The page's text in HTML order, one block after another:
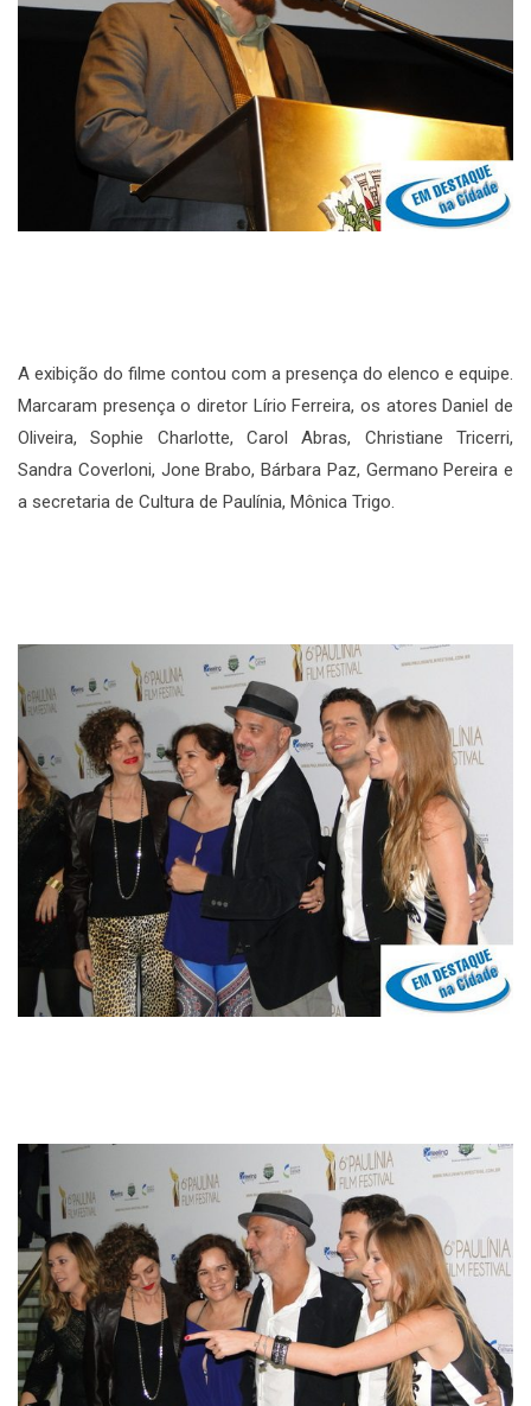
A exibição do filme contou com a presença do elenco e equipe.
Marcaram presença o diretor Lírio Ferreira, os atores Daniel de
Oliveira, Sophie Charlotte, Carol Abras, Christiane Tricerri,
Sandra Coverloni, Jone Brabo, Bárbara Paz, Germano Pereira e
a secretaria de Cultura de Paulínia, Mônica Trigo.